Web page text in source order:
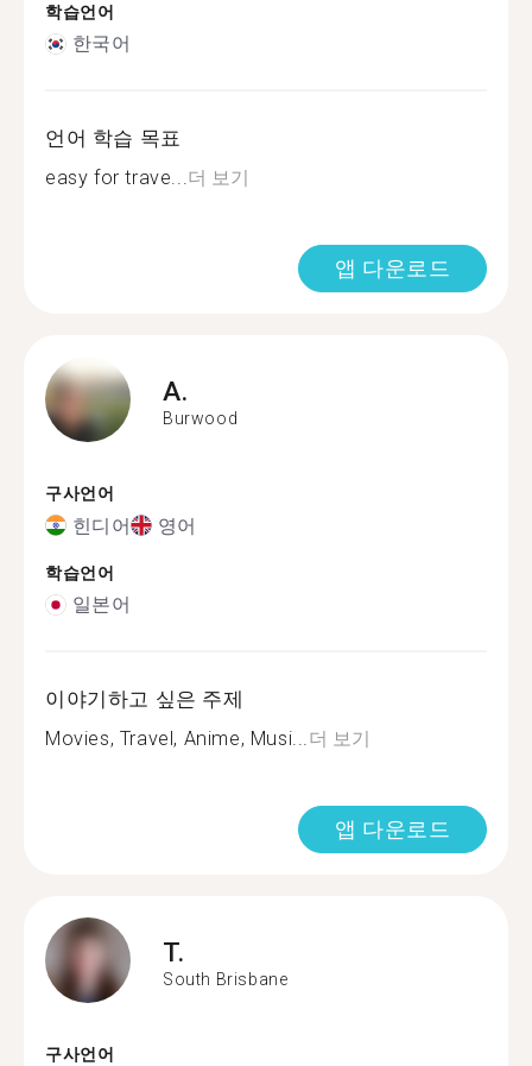
학습언어
한국어
언어 학습 목표
easy for trave...더 보기
앱 다운로드
A.
Burwood
구사언어
힌디어 영어
학습언어
일본어
이야기하고 싶은 주제
Movies, Travel, Anime, Musi...더 보기
앱 다운로드
T.
South Brisbane
구사언어